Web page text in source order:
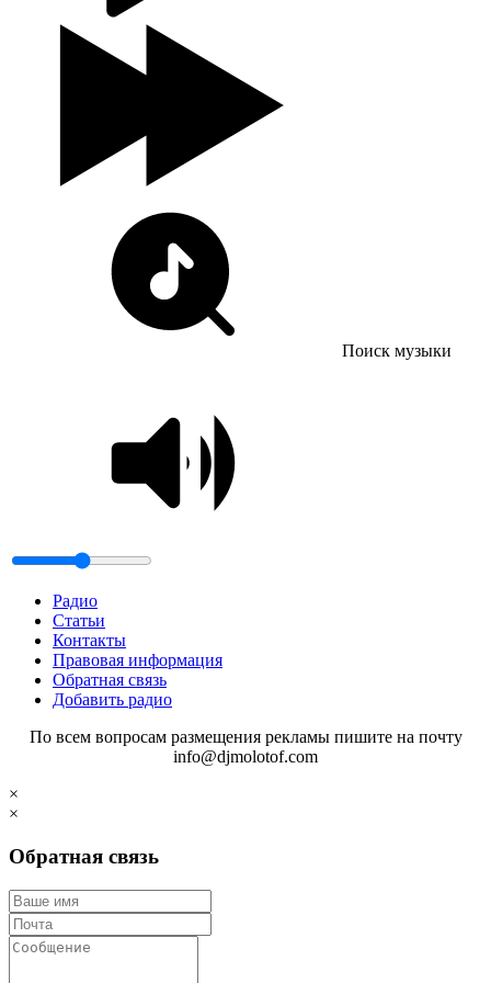
Поиск музыки
Радио
Статьи
Контакты
Правовая информация
Обратная связь
Добавить радио
По всем вопросам размещения рекламы пишите на почту
info@djmolotof.com
×
×
Обратная связь